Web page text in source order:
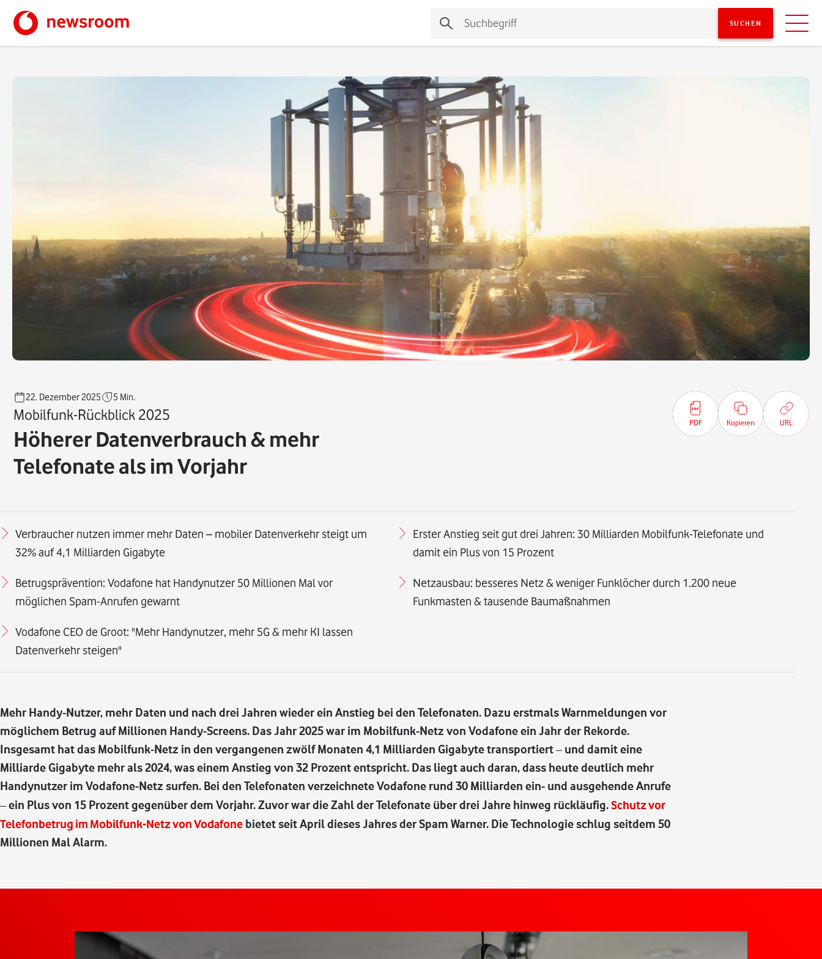
22. Dezember 2025 5 Min.
Mobilfunk-Rückblick 2025
Höherer Datenverbrauch & mehr
Telefonate als im Vorjahr
PDF Kopieren URL
Verbraucher nutzen immer mehr Daten – mobiler Datenverkehr steigt um
32% auf 4,1 Milliarden Gigabyte
Erster Anstieg seit gut drei Jahren: 30 Milliarden Mobilfunk-Telefonate und
damit ein Plus von 15 Prozent
Betrugsprävention: Vodafone hat Handynutzer 50 Millionen Mal vor
möglichen Spam-Anrufen gewarnt
Netzausbau: besseres Netz & weniger Funklöcher durch 1.200 neue
Funkmasten & tausende Baumaßnahmen
Vodafone CEO de Groot: "Mehr Handynutzer, mehr 5G & mehr KI lassen
Datenverkehr steigen"
Mehr Handy-Nutzer, mehr Daten und nach drei Jahren wieder ein Anstieg bei den Telefonaten. Dazu erstmals Warnmeldungen vor
möglichem Betrug auf Millionen Handy-Screens. Das Jahr 2025 war im Mobilfunk-Netz von Vodafone ein Jahr der Rekorde.
Insgesamt hat das Mobilfunk-Netz in den vergangenen zwölf Monaten 4,1 Milliarden Gigabyte transportiert – und damit eine
Milliarde Gigabyte mehr als 2024, was einem Anstieg von 32 Prozent entspricht. Das liegt auch daran, dass heute deutlich mehr
Handynutzer im Vodafone-Netz surfen. Bei den Telefonaten verzeichnete Vodafone rund 30 Milliarden ein- und ausgehende Anrufe
– ein Plus von 15 Prozent gegenüber dem Vorjahr. Zuvor war die Zahl der Telefonate über drei Jahre hinweg rückläufig.Schutz vor
Telefonbetrug im Mobilfunk-Netz von Vodafone bietet seit April dieses Jahres der Spam Warner. Die Technologie schlug seitdem 50
Millionen Mal Alarm.